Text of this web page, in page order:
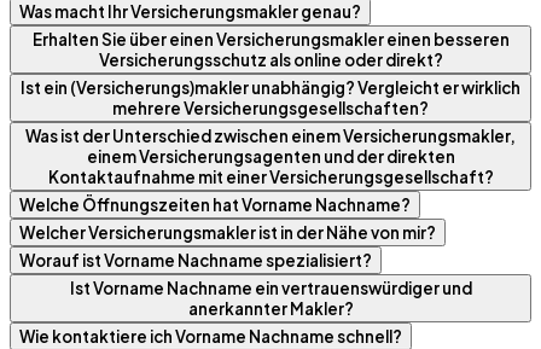
Was macht Ihr Versicherungsmakler genau?
Erhalten Sie über einen Versicherungsmakler einen besseren
Versicherungsschutz als online oder direkt?
Ist ein (Versicherungs)makler unabhängig? Vergleicht er wirklich
mehrere Versicherungsgesellschaften?
Was ist der Unterschied zwischen einem Versicherungsmakler,
einem Versicherungsagenten und der direkten
Kontaktaufnahme mit einer Versicherungsgesellschaft?
Welche Öffnungszeiten hat Vorname Nachname?
Welcher Versicherungsmakler ist in der Nähe von mir?
Worauf ist Vorname Nachname spezialisiert?
Ist Vorname Nachname ein vertrauenswürdiger und
anerkannter Makler?
Wie kontaktiere ich Vorname Nachname schnell?